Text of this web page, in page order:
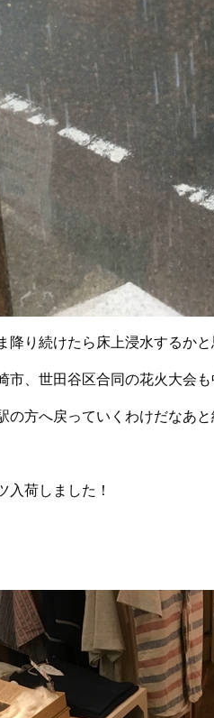
降り続けたら床上浸水するかと
、世田谷区合同の花火大会も
の方へ戻っていくわけだなあと
入荷しました！